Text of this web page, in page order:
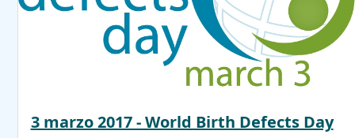
3 marzo 2017 - World Birth Defects Day